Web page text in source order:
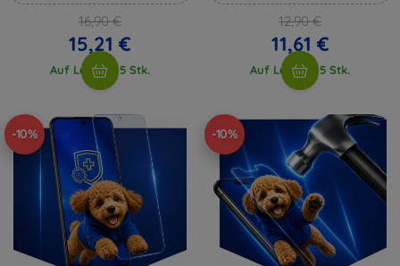
16,90 €
15,21 €
Auf Lager > 5 Stk.
12,90 €
11,61 €
Auf Lager > 5 Stk.
-10% -10%